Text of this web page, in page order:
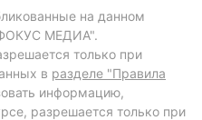
на данном
МЕДИА".
только при
в разделе "Правила
информацию,
разрешается только при